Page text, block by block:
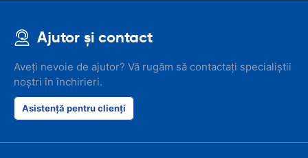
Ajutor și contact
Aveți nevoie de ajutor? Vă rugăm să contactați specialiștii
noștri în închirieri.
Asistență pentru clienți